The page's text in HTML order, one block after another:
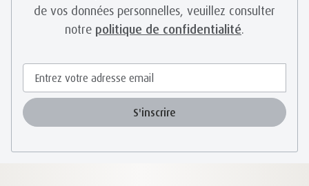
de vos données personnelles, veuillez consulter
notre politique de confidentialité.
S'inscrire